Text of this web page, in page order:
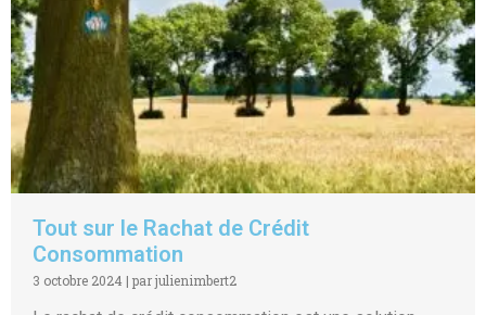
Tout sur le Rachat de Crédit
Consommation
3 octobre 2024 | par julienimbert2